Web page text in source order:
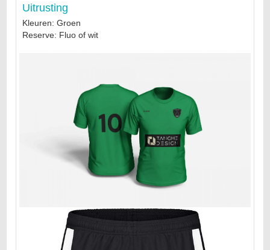
Uitrusting
Kleuren: Groen
Reserve: Fluo of wit